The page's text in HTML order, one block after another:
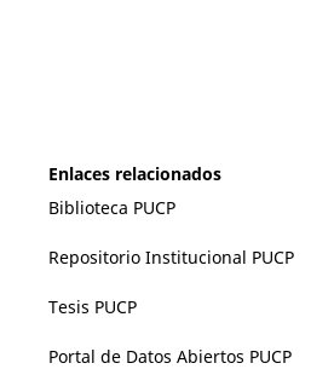
Enlaces relacionados
Biblioteca PUCP
Repositorio Institucional PUCP
Tesis PUCP
Portal de Datos Abiertos PUCP